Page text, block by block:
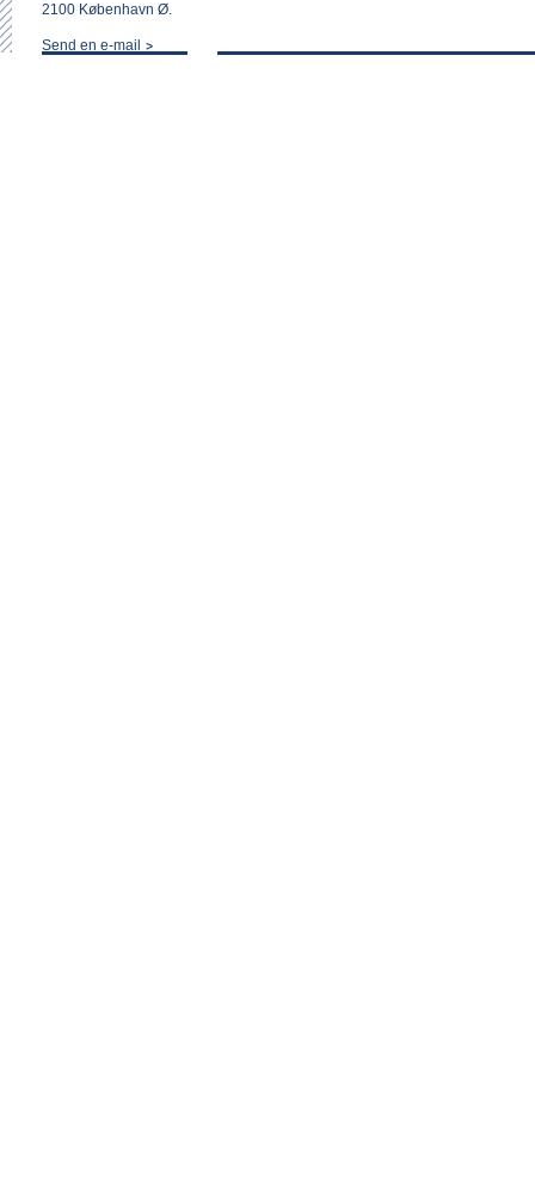
2100 København Ø.
Send en e-mail